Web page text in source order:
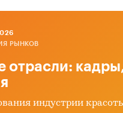
РЫНКОВ
отрасли:
индустрии